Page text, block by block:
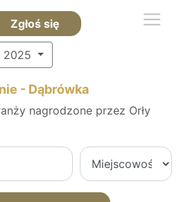
Zgłoś się
2025
- Dąbrówka
nagrodzone przez Orły